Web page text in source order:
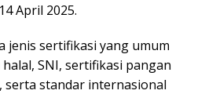
April 2025.
jenis sertifikasi yang umum
SNI, sertifikasi pangan
serta standar internasional